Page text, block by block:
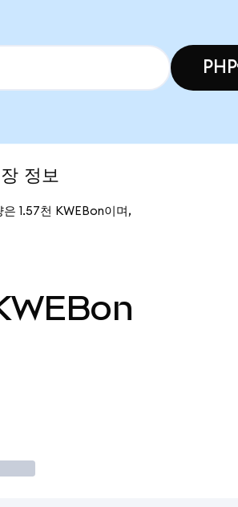
PHP
정보
1.57천 KWEBon이며,